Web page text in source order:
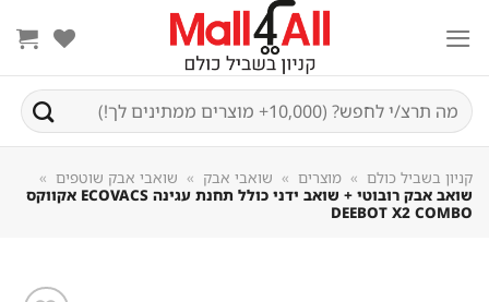
חיפוש
עבור:
קניון בשביל כולם מוצרים שואבי אבק שואבי אבק שוטפים
שואב אבק רובוטי + שואב ידני כולל תחנת עגינה ECOVACS אקווקס
DEEBOT X2 COMBO